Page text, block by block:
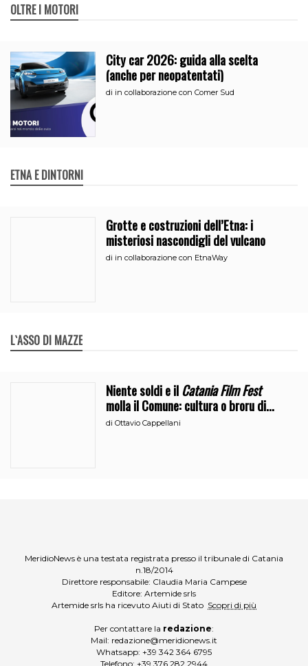
OLTRE I MOTORI
City car 2026: guida alla scelta
(anche per neopatentati)
di in collaborazione con Comer Sud
ETNA E DINTORNI
Grotte e costruzioni dell’Etna: i
misteriosi nascondigli del vulcano
di in collaborazione con EtnaWay
L`ASSO DI MAZZE
Niente soldi e ilCatania Film Fest
molla il Comune: cultura o broru di
ciciri?
diOttavio Cappellani
MeridioNews è una testata registrata presso il tribunale di Catania
n.18/2014
Direttore responsabile: Claudia Maria Campese
Editore: Artemide srls
Artemide srls ha ricevuto Aiuti di Stato Scopri di più
Per contattare la redazione:
Mail: redazione@meridionews.it
Whatsapp: +39 342 364 6795
Telefono: +39 376 282 2944